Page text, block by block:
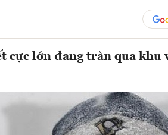
cực lớn đang tràn qua khu